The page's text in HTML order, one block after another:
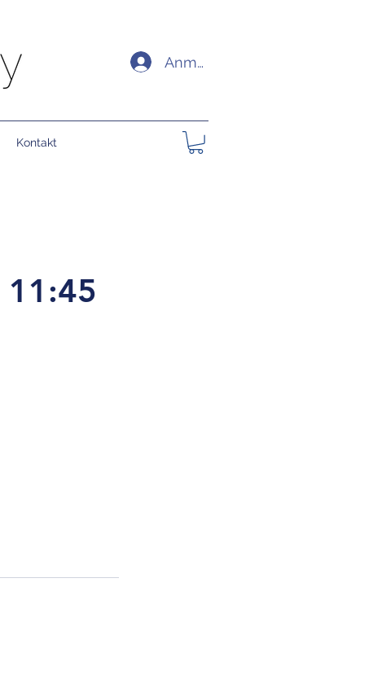
Anmelden
Kontakt
11:45